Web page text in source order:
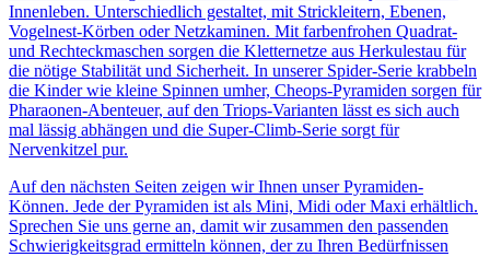
Innenleben. Unterschiedlich gestaltet, mit Strickleitern, Ebenen,
Vogelnest-Körben oder Netzkaminen. Mit farbenfrohen Quadrat-
und Rechteckmaschen sorgen die Kletternetze aus Herkulestau für
die nötige Stabilität und Sicherheit. In unserer Spider-Serie krabbeln
die Kinder wie kleine Spinnen umher, Cheops-Pyramiden sorgen für
Pharaonen-Abenteuer, auf den Triops-Varianten lässt es sich auch
mal lässig abhängen und die Super-Climb-Serie sorgt für
Nervenkitzel pur.
Auf den nächsten Seiten zeigen wir Ihnen unser Pyramiden-
Können. Jede der Pyramiden ist als Mini, Midi oder Maxi erhältlich.
Sprechen Sie uns gerne an, damit wir zusammen den passenden
Schwierigkeitsgrad ermitteln können, der zu Ihren Bedürfnissen